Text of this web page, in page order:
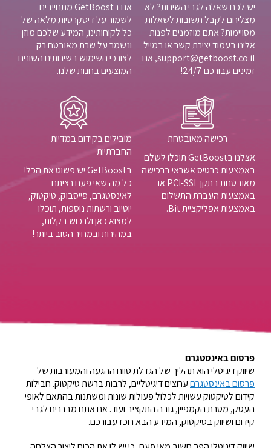
יש לכם שאלה לגבי השירות? לא
מצליחם לקבל תשובות לשאלות
מסויימות? אתם מוזמנים לפנות
אלינו בעמוד יצירת קשר או במייל
support@getboost.co.il, אנו
זמינים עבורכם 24/7!
אנו בGetBoost מתחייבים
לשמור על דיסקרטיות מלאה של
כל לקוחותינו, המידע שלכם מוזן
ונשמר על שרת מאובטח רק
לצורכי השימוש בשירותים השונים
המוצעים בחנות שלנו.
רכישה מאובטחת
אצלנו בGetBoost תוכלו לשלם
באמצעות כרטיס אשראי ברכישה
מאובטחת בתקן PCI-SSL או
באמצעות העברת התשלום
באמצעות אפליקציית Bit.
מובילים בקידום במדיות
החברתיות
בGetBoost יש פשוט את הכל!
כל מה שאי פעם רציתם
לאינסטגרם, פייסבוק, טיקטוק,
יוטיוב ורשתות נוספות, תוכלו
למצוא כאן ולרכוש בקלות,
במהירות ובמחיר הטוב ביותר!
פרסום באינסטגרם
שיווק דיגיטלי הוא תהליך של הגדלת טווח ההגעה והמעורבות של
פרסום באינסטגרםערוצים דיגיטליים, לרבות ברשת טיקטוק. חבילות
קידום לטיקטוק עשויות לכלול פעולות שונות ומשתנות בהתאם לאופי
העסק, מטרת הקמפיין, גובה התקציב ועוד. אם אתם מבררים לגבי
קידום ושיווק בטיקטוק, המידע הבא רוכז עבורכם.